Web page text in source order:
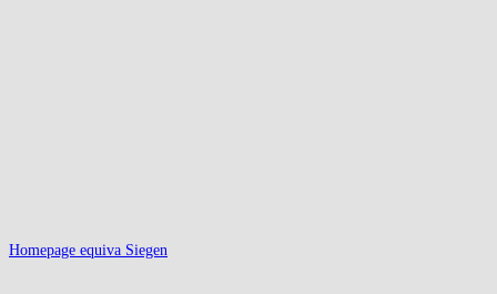
Homepage equiva Siegen